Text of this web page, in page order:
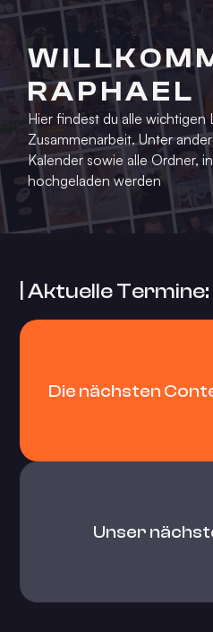
RAPHAEL
Hier findest du alle wichtigen
Zusammenarbeit. Unter
Kalender sowie alle Ordner,
hochgeladen werden
| Aktuelle Termine:
Die nächsten
Unser